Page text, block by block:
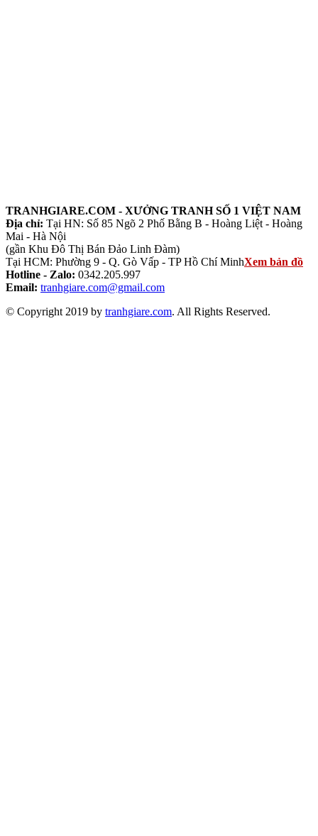
TRANHGIARE.COM - XƯỞNG TRANH SỐ 1 VIỆT NAM
Địa chỉ: Tại HN: Số 85 Ngõ 2 Phố Bằng B - Hoàng Liệt - Hoàng
Mai - Hà Nội
(gần Khu Đô Thị Bán Đảo Linh Đàm)
Tại HCM: Phường 9 - Q. Gò Vấp - TP Hồ Chí MinhXem bản đồ
Hotline - Zalo: 0342.205.997
Email: tranhgiare.com@gmail.com
© Copyright 2019 by tranhgiare.com. All Rights Reserved.